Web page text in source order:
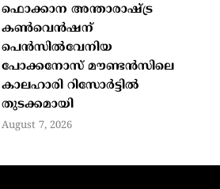
ഫൊക്കാന അന്താരാഷ്ട്ര
കൺവെൻഷന്
പെൻസിൽവേനിയ
പോക്കനോസ് മൗണ്ടൻസിലെ
കാലഹാരി റിസോർട്ടിൽ
തുടക്കമായി
August 7, 2026